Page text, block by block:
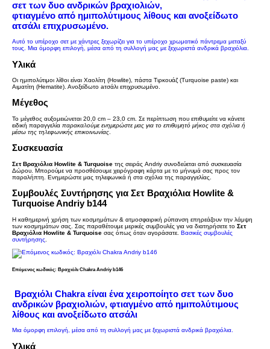
σετ των δυο ανδρικών βραχιολιών,
φτιαγμένο από ημιπολύτιμους λίθους και ανοξείδωτο
ατσάλι επιχρυσωμένο.
Αυτό το υπέροχο σετ με χάντρες ξεχωρίζει για το υπέροχο χρωματικό πάντρεμα μεταξύ
τους. Μια όμορφη επιλογή, μέσα από τη συλλογή μας με ξεχωριστά ανδρικά βραχιόλια.
Υλικά
Οι ημιπολύτιμοι λίθοι είναι Χαολίτη (Howlite), πάστα Τιρκουάζ (Turquoise paste) και
Αιματίτη (Hematite). Ανοξείδωτο aτσάλι επιχρυσωμένο.
Μέγεθος
Το μέγεθος αυξομειώνεται 20,0 cm – 23,0 cm. Σε περίπτωση που επιθυμείτε να κάνετε
ειδική παραγγελία παρακαλούμε ενημερώστε μας για το επιθυμητό μήκος στα σχόλια ή
μέσω της τηλεφωνικής επικοινωνίας
Συσκευασία
Σετ Βραχιόλια Howlite & Turquoise της σειράς Andriy συνοδεύεται από συσκευασία
Δώρου. Μπορούμε να προσθέσουμε χειρόγραφη κάρτα με το μήνυμά σας προς τον
παραλήπτη. Ενημερώστε μας τηλεφωνικά ή στα σχόλια της παραγγελίας.
Συμβουλές Συντήρησης για Σετ Βραχιόλια Howlite &
Turquoise Andriy b144
Η καθημερινή χρήση των κοσμημάτων & ατμοσφαιρική ρύπανση επηρεάζουν την λάμψη
των κοσμημάτων σας. Σας παραθέτουμε μερικές συμβουλές για να διατηρήσετε το Σετ
Βραχιόλια Howlite & Turquoise σας όπως όταν αγοράσατε. Βασικές συμβουλές
συντήρησης
Επόμενος κωδικός: Βραχιόλι Chakra Andriy b146
Βραχιόλι Chakra είναι ένα χειροποίητο σετ των δυο
ανδρικών βραχιολιών, φτιαγμένο από ημιπολύτιμους
λίθους και ανοξείδωτο ατσάλι
Μια όμορφη επιλογή, μέσα από τη συλλογή μας με ξεχωριστά ανδρικά βραχιόλια.
Υλικά